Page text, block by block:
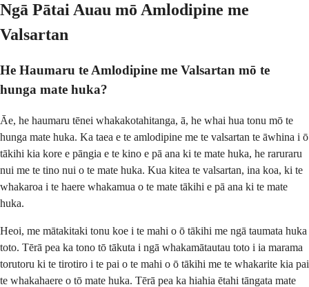
Ngā Pātai Auau mō Amlodipine me
Valsartan
He Haumaru te Amlodipine me Valsartan mō te
hunga mate huka?
Āe, he haumaru tēnei whakakotahitanga, ā, he whai hua tonu mō te
hunga mate huka. Ka taea e te amlodipine me te valsartan te āwhina i ō
tākihi kia kore e pāngia e te kino e pā ana ki te mate huka, he raruraru
nui me te tino nui o te mate huka. Kua kitea te valsartan, ina koa, ki te
whakaroa i te haere whakamua o te mate tākihi e pā ana ki te mate
huka.
Heoi, me mātakitaki tonu koe i te mahi o ō tākihi me ngā taumata huka
toto. Tērā pea ka tono tō tākuta i ngā whakamātautau toto i ia marama
torutoru ki te tirotiro i te pai o te mahi o ō tākihi me te whakarite kia pai
te whakahaere o tō mate huka. Tērā pea ka hiahia ētahi tāngata mate